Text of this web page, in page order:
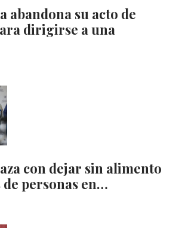
abandona su acto de
dirigirse a una
con dejar sin alimento
de personas en…